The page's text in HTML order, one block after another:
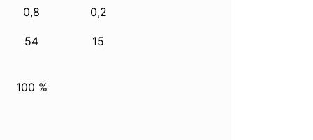
0,8 0,2
54 15
100 %